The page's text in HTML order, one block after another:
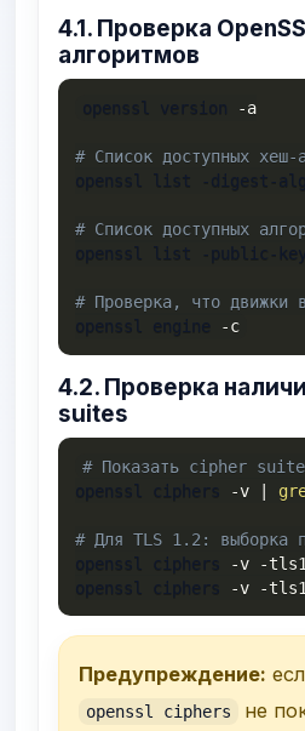
4.1. Проверка
алгоритмов
-a
# Список доступных хеш-
# Список доступных
# Проверка, что движки
-c
4.2. Проверка
suites
# Показать cipher
-v |
# Для TLS 1.2: выборка
-v -
-v -
Предупреждение:
openssl ciphers не